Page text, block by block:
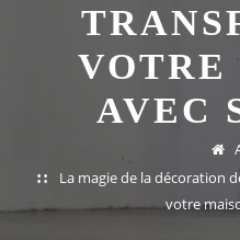
VOTRE
AVEC
La magie de la décoration
votre